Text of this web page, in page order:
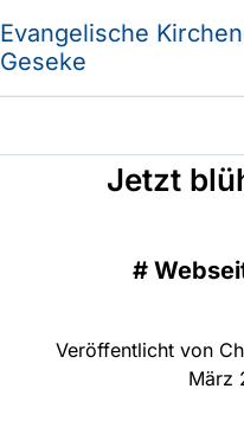
Evangelische
Geseke
Jetzt
#
Veröffentlicht von
März